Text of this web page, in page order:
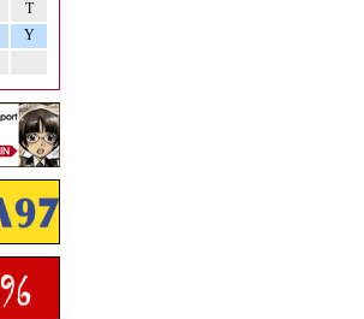
T
Y